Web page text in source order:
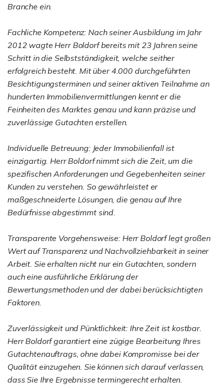
Branche ein.
Fachliche Kompetenz: Nach seiner Ausbildung im Jahr
2012 wagte Herr Boldorf bereits mit 23 Jahren seine
Schritt in die Selbstständigkeit, welche seither
erfolgreich besteht. Mit über 4.000 durchgeführten
Besichtigungsterminen und seiner aktiven Teilnahme an
hunderten Immobilienvermittlungen kennt er die
Feinheiten des Marktes genau und kann präzise und
zuverlässige Gutachten erstellen.
Individuelle Betreuung: Jeder Immobilienfall ist
einzigartig. Herr Boldorf nimmt sich die Zeit, um die
spezifischen Anforderungen und Gegebenheiten seiner
Kunden zu verstehen. So gewährleistet er
maßgeschneiderte Lösungen, die genau auf Ihre
Bedürfnisse abgestimmt sind.
Transparente Vorgehensweise: Herr Boldorf legt großen
Wert auf Transparenz und Nachvollziehbarkeit in seiner
Arbeit. Sie erhalten nicht nur ein Gutachten, sondern
auch eine ausführliche Erklärung der
Bewertungsmethoden und der dabei berücksichtigten
Faktoren.
Zuverlässigkeit und Pünktlichkeit: Ihre Zeit ist kostbar.
Herr Boldorf garantiert eine zügige Bearbeitung Ihres
Gutachtenauftrags, ohne dabei Kompromisse bei der
Qualität einzugehen. Sie können sich darauf verlassen,
dass Sie Ihre Ergebnisse termingerecht erhalten.